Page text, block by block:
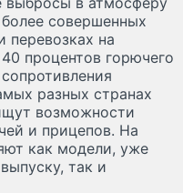
совершенных
перевозках на
процентов горючего
разных странах
возможности
и прицепов. На
как модели, уже
так и